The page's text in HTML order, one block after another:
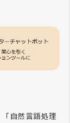
自然言語処理